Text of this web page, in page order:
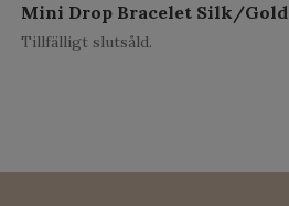
Mini Drop Bracelet Silk/Gold
Tillfälligt slutsåld.